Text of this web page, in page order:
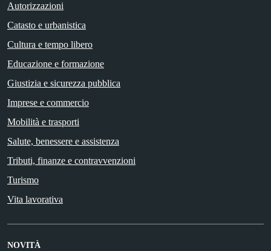
Autorizzazioni
Catasto e urbanistica
Cultura e tempo libero
Educazione e formazione
Giustizia e sicurezza pubblica
Imprese e commercio
Mobilità e trasporti
Salute, benessere e assistenza
Tributi, finanze e contravvenzioni
Turismo
Vita lavorativa
NOVITÀ